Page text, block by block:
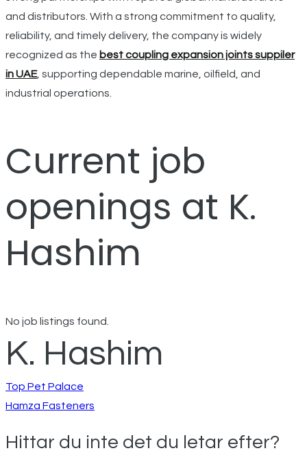
and distributors. With a strong commitment to quality,
reliability, and timely delivery, the company is widely
recognized as the best coupling expansion joints suppiler
in UAE, supporting dependable marine, oilfield, and
industrial operations.
Current job
openings at K.
Hashim
No job listings found.
K. Hashim
Top Pet Palace
Hamza Fasteners
Hittar du inte det du letar efter?